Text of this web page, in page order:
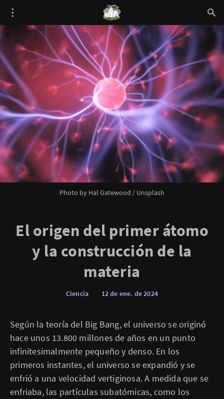
Photo by Hal Gatewood / Unsplash
El origen del primer átomo
y la construcción de la
materia
Ciencia 12 de ene. de 2024
Según la teoría del Big Bang, el universo se originó
hace unos 13.800 millones de años en un punto
infinitesimalmente pequeño y denso. En los
primeros instantes, el universo se expandió y se
enfrió a una velocidad vertiginosa. A medida que se
enfriaba, las partículas subatómicas, como los